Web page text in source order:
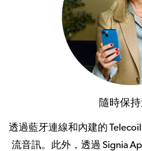
隨時保
透過藍牙連線和內建的
流音訊。此外，透過 Signia